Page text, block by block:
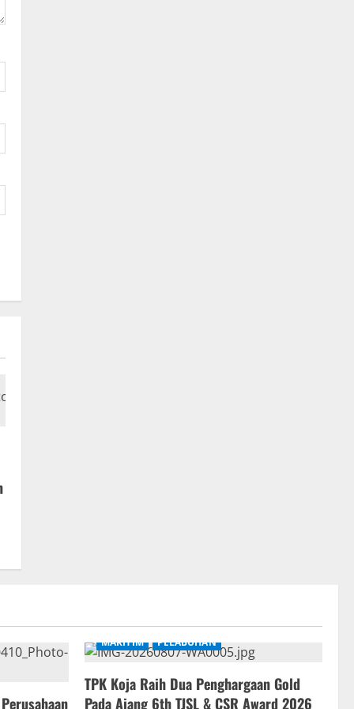
MARITIM PELABUHAN
TPK Koja Raih Dua Penghargaan Gold
Pada Ajang 6th TJSL & CSR Award 2026